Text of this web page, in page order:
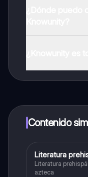
a determinadas
Contenido
Castellano
Literatura
Literatura
azteca